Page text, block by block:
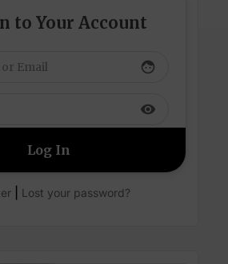
to Your Account
face
visibility
| Lost your password?